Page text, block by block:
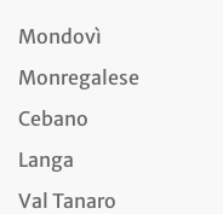
Mondovì
Monregalese
Cebano
Langa
Val Tanaro